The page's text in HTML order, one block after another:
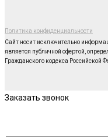
Политика конфиденциальности
Сайт носит исключительно
является публичной офертой,
Гражданского кодекса Российской
Заказать звонок